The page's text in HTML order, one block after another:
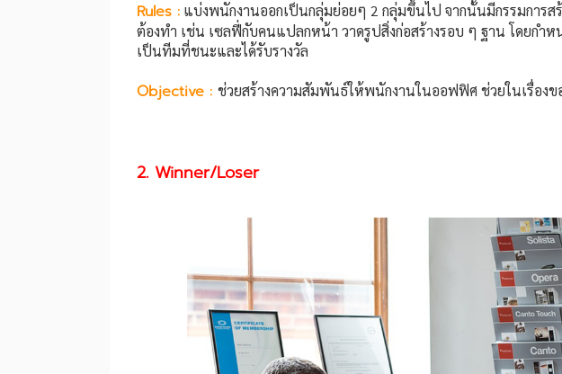
Rules : แบ่งพนักงานออกเป็นกลุ่มย่อยๆ 2 กลุ่มขึ้นไป จากนั้นมีกรรมการ
ต้องทำ เช่น เซลฟี่กับคนแปลกหน้า วาดรูปสิ่งก่อสร้างรอบ ๆ ฐาน โดยกำ
เป็นทีมที่ชนะและได้รับรางวัล
Objective : ช่วยสร้างความสัมพันธ์ให้พนักงานในออฟฟิศ ช่วยในเรื่อง
2. Winner/Loser